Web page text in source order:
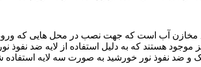
مخازن آب است که جهت نصب در محل هایی که
موجود هستند که به دلیل استفاده از لایه ضد
و ضد نفوذ نور خورشید به صورت سه لایه